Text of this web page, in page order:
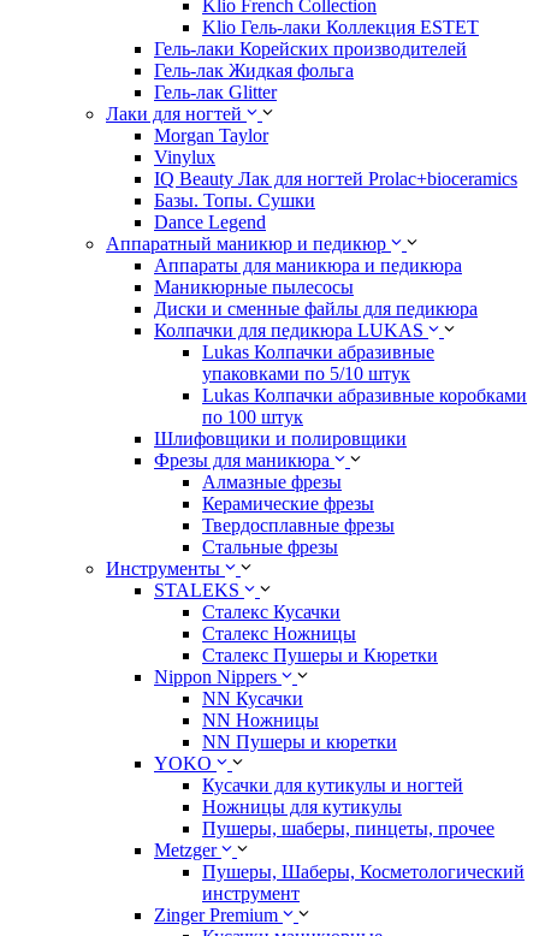
Klio French Collection
Klio Гель-лаки Коллекция ESTET
Гель-лаки Корейских производителей
Гель-лак Жидкая фольга
Гель-лак Glitter
Лаки для ногтей
Morgan Taylor
Vinylux
IQ Beauty Лак для ногтей Prolac+bioceramics
Базы. Топы. Сушки
Dance Legend
Аппаратный маникюр и педикюр
Аппараты для маникюра и педикюра
Маникюрные пылесосы
Диски и сменные файлы для педикюра
Колпачки для педикюра LUKAS
Lukas Колпачки абразивные
упаковками по 5/10 штук
Lukas Колпачки абразивные коробками
по 100 штук
Шлифовщики и полировщики
Фрезы для маникюра
Алмазные фрезы
Керамические фрезы
Твердосплавные фрезы
Стальные фрезы
Инструменты
STALEKS
Сталекс Кусачки
Сталекс Ножницы
Сталекс Пушеры и Кюретки
Nippon Nippers
NN Кусачки
NN Ножницы
NN Пушеры и кюретки
YOKO
Кусачки для кутикулы и ногтей
Ножницы для кутикулы
Пушеры, шаберы, пинцеты, прочее
Metzger
Пушеры, Шаберы, Косметологический
инструмент
Zinger Premium